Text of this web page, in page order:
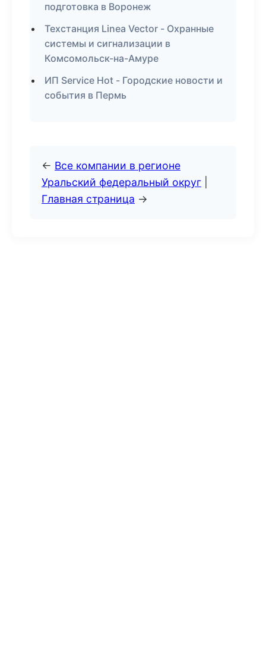
подготовка в Воронеж
Техстанция Linea Vector - Охранные
системы и сигнализации в
Комсомольск-на-Амуре
ИП Service Hot - Городские новости и
события в Пермь
← Все компании в регионе
Уральский федеральный округ
Главная страница →